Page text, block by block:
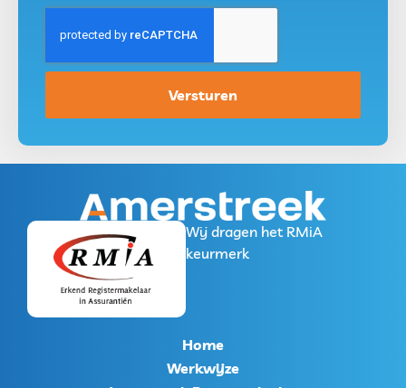
Versturen
Wij dragen het RMiA
keurmerk
Home
Werkwijze